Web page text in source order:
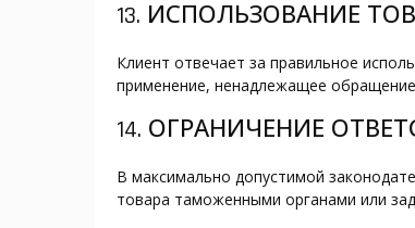
13. ИСПОЛЬЗОВАНИЕ
Клиент отвечает за правильное
применение, ненадлежащее
14. ОГРАНИЧЕНИЕ
В максимально допустимой
товара таможенными органами или